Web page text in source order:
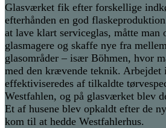
Glasværket fik efter forskellige
efterhånden en god
at lave klart serviceglas, måtte man
glasmagere og skaffe nye fra
glasområder – især Böhmen, hvor
med den krævende teknik. Arbejdet
effektiviseredes af tilkaldte
Westfahlen, og på glasværket blev
Et af husene blev opkaldt efter de
kom til at hedde Westfahlerhus.